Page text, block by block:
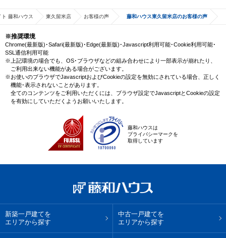
藤和ハウス 東久留米店 お客様の声 藤和ハウス東久留米店のお客様の声
※推奨環境
Chrome(最新版)･Safari(最新版)･Edge(最新版)･Javascript利用可能･Cookie利用可能･
SSL通信利用可能
※上記環境の場合でも、OS･ブラウザなどの組み合わせにより一部表示が崩れたり、
ご利用出来ない機能がある場合がございます。
※お使いのブラウザでJavascriptおよびCookieの設定を無効にされている場合、正しく
機能･表示されないことがあります。
全てのコンテンツをご利用いただくには、ブラウザ設定でJavascriptとCookieの設定
を有効にしていただくようお願いいたします。
藤和ハウスは
プライバシーマークを
取得しています
新築一戸建てを
エリアから探す
中古一戸建てを
エリアから探す